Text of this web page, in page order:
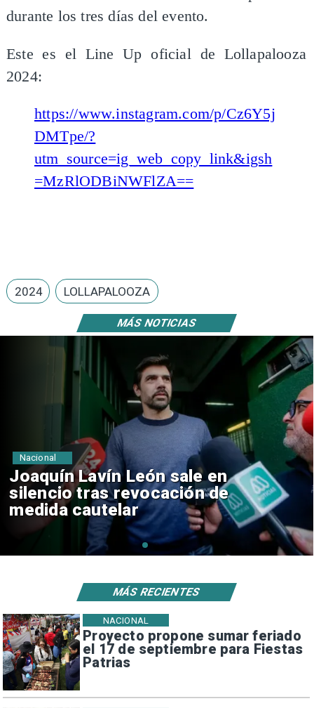
MÁS NOTICIAS
durante los tres días del evento.
Este es el Line Up oficial de Lollapalooza
2024:
https://www.instagram.com/p/Cz6Y5j
DMTpe/?
utm_source=ig_web_copy_link&igsh
=MzRlODBiNWFlZA==
2024 LOLLAPALOOZA
Chile y Venezuela formalizan
reinicio de relaciones
consulares
Nacional
Proyecto propone sumar feriado
el 17 de septiembre para Fiestas
Patrias
NACIONAL
MÁS RECIENTES